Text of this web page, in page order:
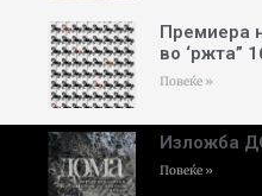
Премиера
во ‘ржта”
Повеќе »
Изложба
Повеќе »